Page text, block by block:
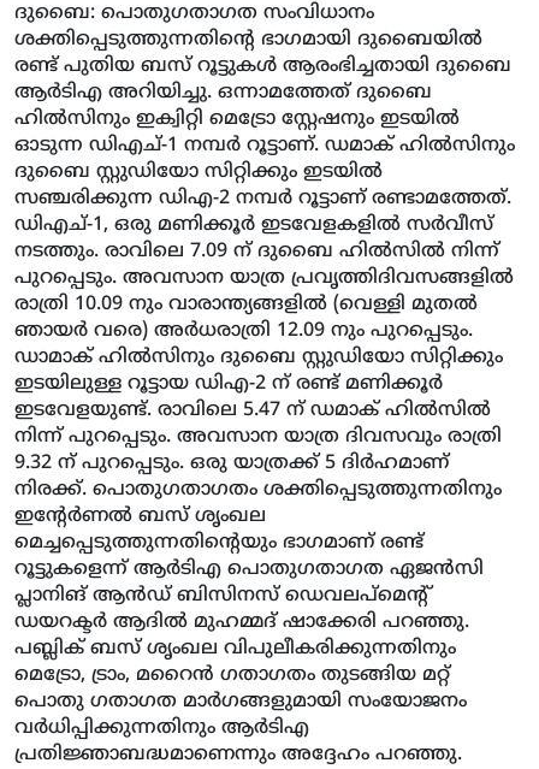
ദുബൈ: പൊതുഗതാഗത സംവിധാനം
ശക്തിപ്പെടുത്തുന്നതിന്റെ ഭാഗമായി ദുബൈയില്‍
രണ്ട് പുതിയ ബസ് റൂട്ടുകള്‍ ആരംഭിച്ചതായി ദുബൈ
ആര്‍ടിഎ അറിയിച്ചു. ഒന്നാമത്തേത് ദുബൈ
ഹില്‍സിനും ഇക്വിറ്റി മെട്രോ സ്റ്റേഷനും ഇടയില്‍
ഓടുന്ന ഡിഎച്-1 നമ്പര്‍ റൂട്ടാണ്. ഡമാക് ഹില്‍സിനും
ദുബൈ സ്റ്റുഡിയോ സിറ്റിക്കും ഇടയില്‍
സഞ്ചരിക്കുന്ന ഡിഎ-2 നമ്പര്‍ റൂട്ടാണ് രണ്ടാമത്തേത്.
ഡിഎച്-1, ഒരു മണിക്കൂര്‍ ഇടവേളകളില്‍ സര്‍വീസ്
നടത്തും. രാവിലെ 7.09 ന് ദുബൈ ഹില്‍സില്‍ നിന്ന്
പുറപ്പെടും. അവസാന യാത്ര പ്രവൃത്തിദിവസങ്ങളില്‍
രാത്രി 10.09 നും വാരാന്ത്യങ്ങളില്‍ (വെള്ളി മുതല്‍
ഞായര്‍ വരെ) അര്‍ധരാത്രി 12.09 നും പുറപ്പെടും.
ഡാമാക് ഹില്‍സിനും ദുബൈ സ്റ്റുഡിയോ സിറ്റിക്കും
ഇടയിലുള്ള റൂട്ടായ ഡിഎ-2 ന് രണ്ട് മണിക്കൂര്‍
ഇടവേളയുണ്ട്. രാവിലെ 5.47 ന് ഡമാക് ഹില്‍സില്‍
നിന്ന് പുറപ്പെടും. അവസാന യാത്ര ദിവസവും രാത്രി
9.32 ന് പുറപ്പെടും. ഒരു യാത്രക്ക് 5 ദിര്‍ഹമാണ്
നിരക്ക്. പൊതുഗതാഗതം ശക്തിപ്പെടുത്തുന്നതിനും
ഇന്റേര്‍ണല്‍ ബസ് ശൃംഖല
മെച്ചപ്പെടുത്തുന്നതിന്റെയും ഭാഗമാണ് രണ്ട്
റൂട്ടുകളെന്ന് ആര്‍ടിഎ പൊതുഗതാഗത ഏജന്‍സി
പ്ലാനിങ് ആന്‍ഡ് ബിസിനസ് ഡെവലപ്‌മെന്റ്
ഡയറക്ടര്‍ ആദില്‍ മുഹമ്മദ് ഷാക്കേരി പറഞ്ഞു.
പബ്ലിക് ബസ് ശൃംഖല വിപുലീകരിക്കുന്നതിനും
മെട്രോ, ട്രാം, മറൈന്‍ ഗതാഗതം തുടങ്ങിയ മറ്റ്
പൊതു ഗതാഗത മാര്‍ഗങ്ങളുമായി സംയോജനം
വര്‍ധിപ്പിക്കുന്നതിനും ആര്‍ടിഎ
പ്രതിജ്ഞാബദ്ധമാണെന്നും അദ്ദേഹം പറഞ്ഞു.